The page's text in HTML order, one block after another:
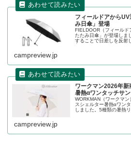
フィールドアから
み日傘」登場
FIELDOOR（フィールド
たたみ日傘」が登場しま
することで日差しを反射
campreview.jp
ワークマン2026年
暑熱αワンタッチサン
WORKMAN（ワークマ
スシェルター暑熱αワン
しました。5種類の暑熱
タンひとつでパッと広が
campreview.jp